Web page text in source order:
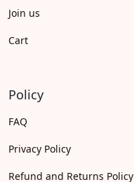
Join us
Cart
Policy
FAQ
Privacy Policy
Refund and Returns Policy